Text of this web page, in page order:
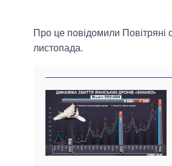
Про це повідомили Повітряні
листопада.